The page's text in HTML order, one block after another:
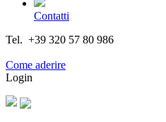
Contatti
Tel. +39 320 57 80 986
Come aderire
Login